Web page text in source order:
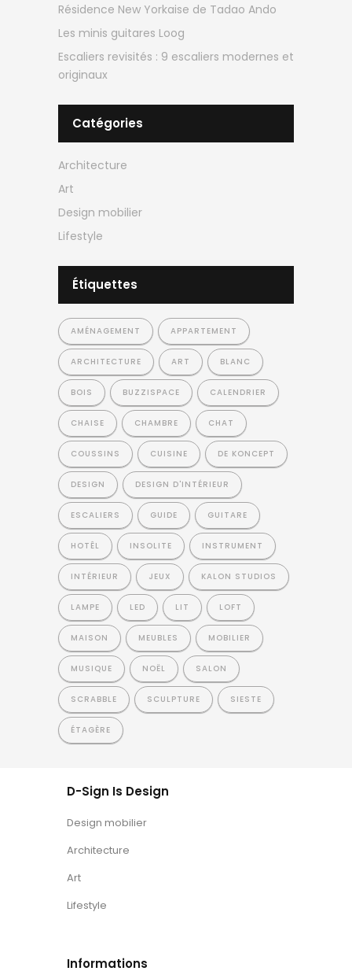
Résidence New Yorkaise de Tadao Ando
Les minis guitares Loog
Escaliers revisités : 9 escaliers modernes et
originaux
Catégories
Architecture
Art
Design mobilier
Lifestyle
Étiquettes
AMÉNAGEMENT APPARTEMENT
ARCHITECTURE ART BLANC
BOIS BUZZISPACE CALENDRIER
CHAISE CHAMBRE CHAT
COUSSINS CUISINE DE KONCEPT
DESIGN DESIGN D'INTÉRIEUR
ESCALIERS GUIDE GUITARE
HOTÊL INSOLITE INSTRUMENT
INTÉRIEUR JEUX KALON STUDIOS
LAMPE LED LIT LOFT
MAISON MEUBLES MOBILIER
MUSIQUE NOËL SALON
SCRABBLE SCULPTURE SIESTE
ÉTAGÈRE
D-Sign Is Design
Design mobilier
Architecture
Art
Lifestyle
Informations